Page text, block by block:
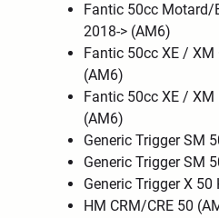
Fantic 50cc Motard/
2018-> (AM6)
Fantic 50cc XE /
(AM6)
Fantic 50cc XE /
(AM6)
Generic Trigger SM
Generic Trigger SM
Generic Trigger X 50
HM CRM/CRE 50